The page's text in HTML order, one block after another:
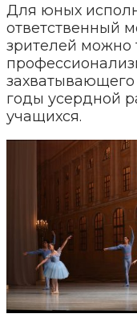
Для юных
ответственный
зрителей можно
захватывающего
годы усердной
учащихся.